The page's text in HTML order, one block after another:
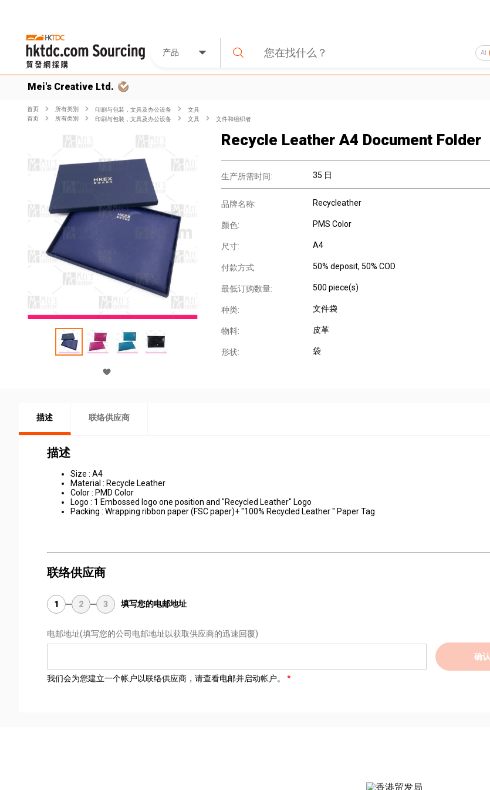
产品 AI
Mei's Creative Ltd.
首页 所有类別 印刷与包装，文具及办公设备
文具
首页
所有类別 印刷与包装，文具及办公设备 文具 文件和组织者
Recycle Leather A4 Document Folder
生产所需时间: 35 日
品牌名称: Recycleather
颜色: PMS Color
尺寸: A4
付款方式: 50% deposit, 50% COD
最低订购数量: 500 piece(s)
种类: 文件袋
物料: 皮革
形状: 袋
描述 联络供应商
描述
Size : A4
Material : Recycle Leather
Color : PMD Color
Logo : 1 Embossed logo one position and "Recycled Leather" Logo
Packing : Wrapping ribbon paper (FSC paper)+ "100% Recycled Leather " Paper Tag
联络供应商
1 2 3 填写您的电邮地址
电邮地址(填写您的公司电邮地址以获取供应商的迅速回覆)
确认
我们会为您建立一个帐户以联络供应商，请查看电邮并启动帐户。